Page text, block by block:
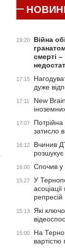
19:20
Війна
смерті
17:15
дуже
17:11
New
17:07
затисло
16:12
Вчинив
16:00 Спочив у
15:27
У
репресій
15:13
Які
15:00
На